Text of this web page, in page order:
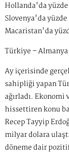
Hollanda'da
Slovenya'da yüzde
Macaristan'da
Türkiye –
Ay içerisinde
sahipliği yapan
ağırladı. Ekonomi
hissettiren konu
Recep Tayyip
milyar dolara
döneme dair